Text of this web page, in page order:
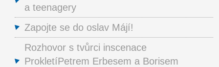
a teenagery
Zapojte se do oslav Májí!
Rozhovor s tvůrci inscenace
ProkletíPetrem Erbesem a Borisem